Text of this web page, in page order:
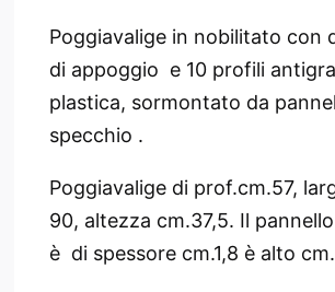
Poggiavalige in nobilitato con
di appoggio e 10 profili
plastica, sormontato da
specchio .
Poggiavalige di prof.cm.57,
90, altezza cm.37,5. Il
è di spessore cm.1,8 è alto